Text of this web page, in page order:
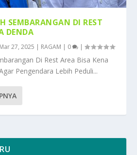
SEMBARANGAN DI REST
DENDA
Mar 27, 2025 | RAGAM | 0 |
Di Rest Area Bisa Kena
Pengendara Lebih Peduli...